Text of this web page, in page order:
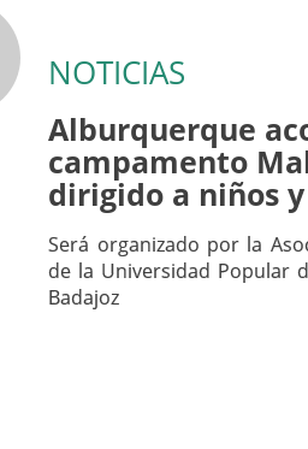
NOTICIAS
Alburquerque
campamento
dirigido a niños
Será organizado por la
de la Universidad Popular
Badajoz